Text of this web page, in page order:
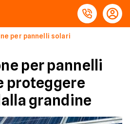
per pannelli solari
per pannelli
proteggere
grandine